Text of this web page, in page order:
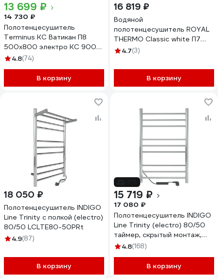
13 699 ₽
14 730 ₽
Полотенцесушитель
Terminus КС Ватикан П8
500x800 электро КС 9003
матовый 4670078527530
4.8(74)
В корзину
16 819 ₽
Водяной
полотенцесушитель ROYAL
THERMO Classic white П7
500x800 НС-1442590
4.7(3)
В корзину
18 050 ₽
Полотенцесушитель INDIGO
Line Trinity с полкой (electro)
80/50 LСLTE80-50PRt
4.9(87)
В корзину
15 719 ₽
17 080 ₽
Полотенцесушитель INDIGO
Line Trinity (electro) 80/50
таймер, скрытый монтаж,
универсальное подключение
4.8(168)
В корзину